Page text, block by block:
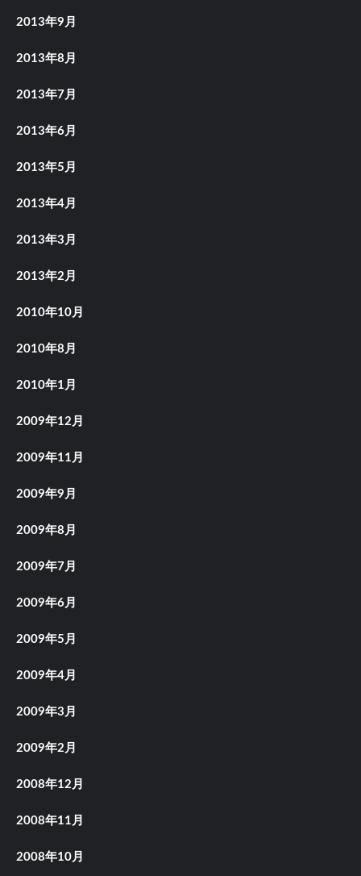
2013年9月
2013年8月
2013年7月
2013年6月
2013年5月
2013年4月
2013年3月
2013年2月
2010年10月
2010年8月
2010年1月
2009年12月
2009年11月
2009年9月
2009年8月
2009年7月
2009年6月
2009年5月
2009年4月
2009年3月
2009年2月
2008年12月
2008年11月
2008年10月